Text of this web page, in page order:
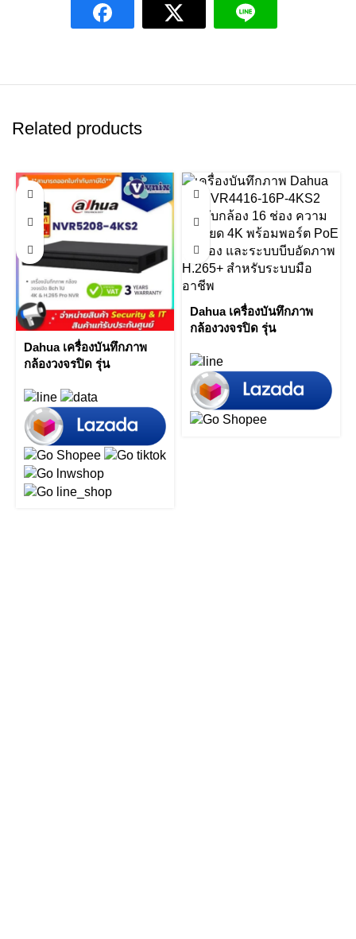
Related products
Dahua เครื่องบันทึกภาพ
กล้องวงจรปิด รุ่น
4K & H.265 Pro NVR by
Vnix Group
Dahua เครื่องบันทึกภาพ
กล้องวงจรปิด รุ่น
Channel 1.5U 16PoE
4K&H.265 Lite Network
Video Recorder by Vnix
Group